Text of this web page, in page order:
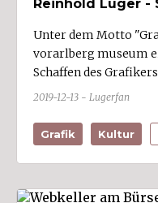
Sulzberg (1)
Thüringen (3)
Thüringerberg
Tschagguns (2)
Vandans
Viktorsberg
Warth
Reinhold Luger -
Unter dem Motto
vorarlberg museum
Schaffen des
2019-12-13 - Lugerfan
Grafik Kultur